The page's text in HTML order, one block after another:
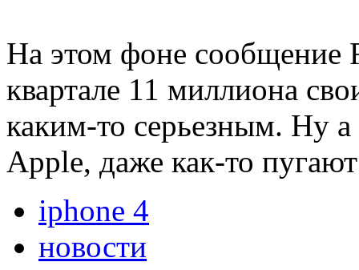
На этом фоне
квартале 11 миллиона
каким-то серьезным. Ну
Apple, даже как-то
iphone 4
новости